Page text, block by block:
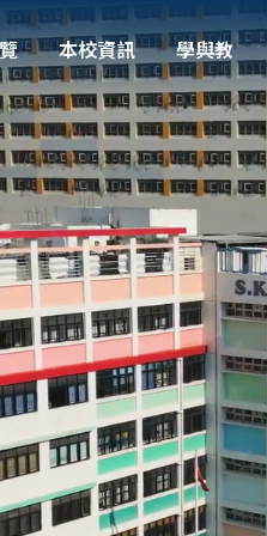
本校資訊 學與教